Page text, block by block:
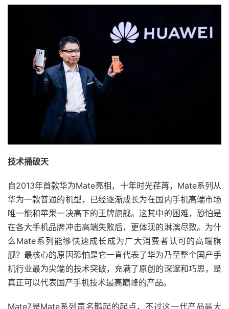
技术捅破天
自2013年首款华为Mate亮相，十年时光荏苒，Mate系列从
华为一款普通的机型，已经逐渐成长为在国内手机高端市场
唯一能和苹果一决高下的王牌旗舰。这其中的困难，恐怕是
在各大手机品牌冲击高端失败后，更体现的淋漓尽致。为什
么Mate系列能够快速成长成为广大消费者认可的高端旗
舰？最核心的原因恐怕是它一直代表了华为乃至整个国产手
机行业最为尖端的技术突破，充满了原创的深邃和巧思，是
真正可以代表国产手机技术最高巅峰的产品。
Mate7是Mate系列声名鹊起的起点，不过这一代产品最大